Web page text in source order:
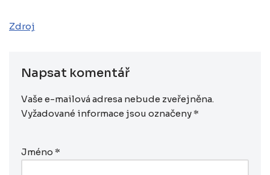
Zdroj
Napsat komentář
Vaše e-mailová adresa nebude zveřejněna.
Vyžadované informace jsou označeny *
Jméno *